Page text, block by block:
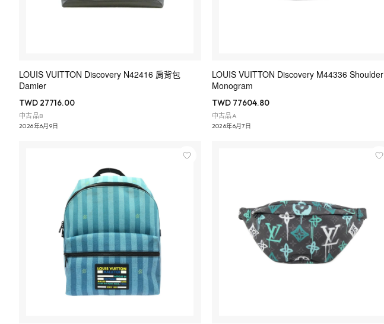
LOUIS VUITTON Discovery N42416 肩背包
Damier
TWD 27716.00
中古品B
2026年6月9日
LOUIS VUITTON Discovery M44336 Shoulder
Monogram
TWD 77604.80
中古品A
2026年6月7日